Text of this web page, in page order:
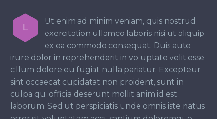
L
Ut enim ad minim veniam, quis nostrud
exercitation ullamco laboris nisi ut aliquip
ex ea commodo consequat. Duis aute
irure dolor in reprehenderit in voluptate velit esse
cillum dolore eu fugiat nulla pariatur. Excepteur
sint occaecat cupidatat non proident, sunt in
culpa qui officia deserunt mollit anim id est
laborum. Sed ut perspiciatis unde omnis iste natus